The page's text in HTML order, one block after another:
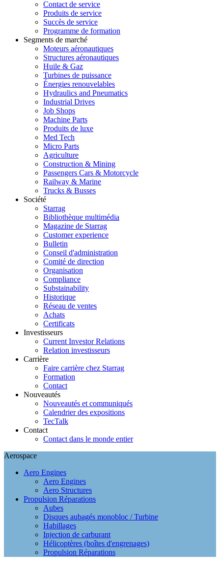
Contact de service
Produits de service
Succès de service
Programme de formation
Segments de marché
Moteurs aéronautiques
Structures aéronautiques
Huile & Gaz
Turbines de puissance
Énergies renouvelables
Hydraulics and Pneumatics
Industrial Drives
Job Shops
Machine Parts
Produits de luxe
Med Tech
Micro Parts
Agriculture
Construction & Mining
Passengers Cars & Motorcycle
Railway & Marine
Trucks & Busses
Société
Starrag
Bibliothèque multimédia
Magazine de Starrag
Customer experience
Bulletin
Conseil d'administration
Comité de direction
Organisation
Compliance
Substainability
Historique
Réseau de ventes
Achats
Certificats
Investisseurs
Current Investor Relations
Relation investisseurs
Carrière
Faire carrière chez Starrag
Formation
Contact
Nouveautés
Nouveautés et communiqués
Calendrier des expositions
TecTalk
Contact
Contact dans le monde entier
Aerospace
Aero Engines
Aero Engines
Aero Structures
Propulsion Réparations
Aubes
Disques aubagés monobloc / Turbine
Habillages
Injection de carburant
Hélicoptères (boîtes d'engrenages)
Propulsion Réparations